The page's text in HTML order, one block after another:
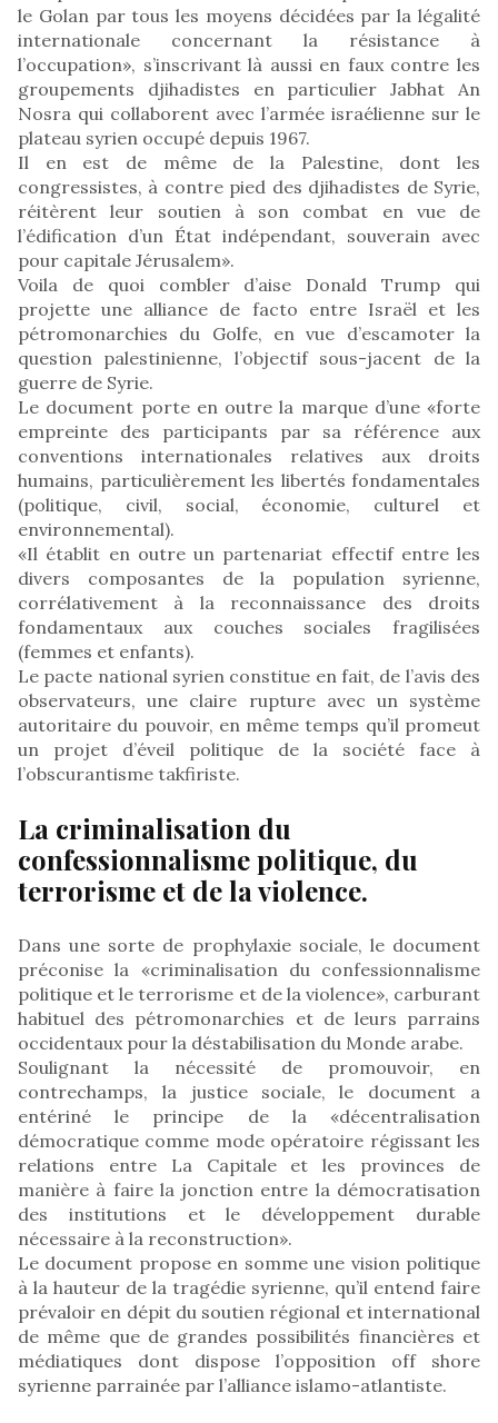
le Golan par tous les moyens décidées par la légalité
internationale concernant la résistance à
l’occupation», s’inscrivant là aussi en faux contre les
groupements djihadistes en particulier Jabhat An
Nosra qui collaborent avec l’armée israélienne sur le
plateau syrien occupé depuis 1967.
Il en est de même de la Palestine, dont les
congressistes, à contre pied des djihadistes de Syrie,
réitèrent leur soutien à son combat en vue de
l’édification d’un État indépendant, souverain avec
pour capitale Jérusalem».
Voila de quoi combler d’aise Donald Trump qui
projette une alliance de facto entre Israël et les
pétromonarchies du Golfe, en vue d’escamoter la
question palestinienne, l’objectif sous-jacent de la
guerre de Syrie.
Le document porte en outre la marque d’une «forte
empreinte des participants par sa référence aux
conventions internationales relatives aux droits
humains, particulièrement les libertés fondamentales
(politique, civil, social, économie, culturel et
environnemental).
«Il établit en outre un partenariat effectif entre les
divers composantes de la population syrienne,
corrélativement à la reconnaissance des droits
fondamentaux aux couches sociales fragilisées
(femmes et enfants).
Le pacte national syrien constitue en fait, de l’avis des
observateurs, une claire rupture avec un système
autoritaire du pouvoir, en même temps qu’il promeut
un projet d’éveil politique de la société face à
l’obscurantisme takfiriste.
La criminalisation du
confessionnalisme politique, du
terrorisme et de la violence.
Dans une sorte de prophylaxie sociale, le document
préconise la «criminalisation du confessionnalisme
politique et le terrorisme et de la violence», carburant
habituel des pétromonarchies et de leurs parrains
occidentaux pour la déstabilisation du Monde arabe.
Soulignant la nécessité de promouvoir, en
contrechamps, la justice sociale, le document a
entériné le principe de la «décentralisation
démocratique comme mode opératoire régissant les
relations entre La Capitale et les provinces de
manière à faire la jonction entre la démocratisation
des institutions et le développement durable
nécessaire à la reconstruction».
Le document propose en somme une vision politique
à la hauteur de la tragédie syrienne, qu’il entend faire
prévaloir en dépit du soutien régional et international
de même que de grandes possibilités financières et
médiatiques dont dispose l’opposition off shore
syrienne parrainée par l’alliance islamo-atlantiste.